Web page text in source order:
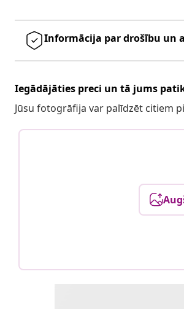
Informācija par drošību un
Iegādājāties preci un tā jums
Jūsu fotogrāfija var palīdzēt citiem